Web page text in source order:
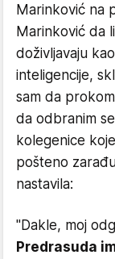
Marinković na
Marinković da
doživljavaju
inteligencije,
sam da
da odbranim
kolegenice
pošteno
nastavila:
"Dakle, moj
Predrasuda